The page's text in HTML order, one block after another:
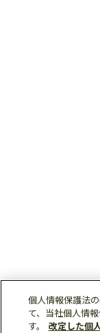
個人情報保護法
て、当社個人情
す。
改定した個